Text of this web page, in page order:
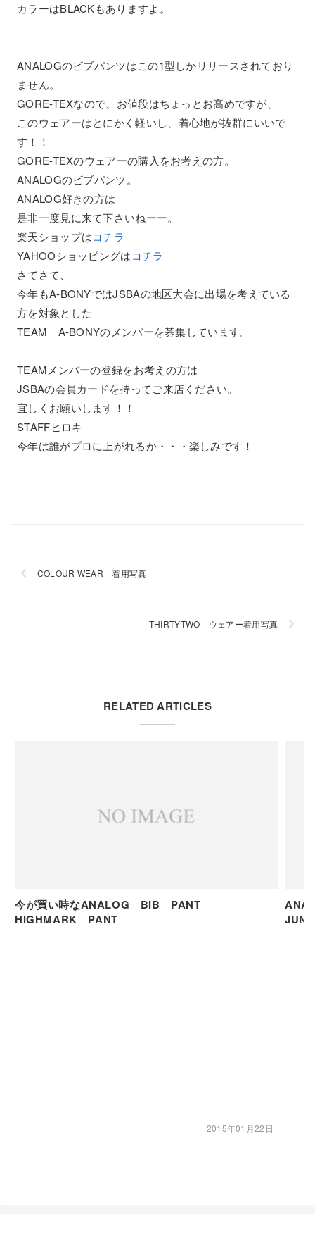
カラーはBLACKもありますよ。
ANALOGのビブパンツはこの1型しかリリースされており
ません。
GORE-TEXなので、お値段はちょっとお高めですが、
このウェアーはとにかく軽いし、着心地が抜群にいいで
す！！
GORE-TEXのウェアーの購入をお考えの方。
ANALOGのビブパンツ。
ANALOG好きの方は
是非一度見に来て下さいねーー。
楽天ショップはコチラ
YAHOOショッピングはコチラ
さてさて、
今年もA-BONYではJSBAの地区大会に出場を考えている
方を対象とした
TEAM A-BONYのメンバーを募集しています。
TEAMメンバーの登録をお考えの方は
JSBAの会員カードを持ってご来店ください。
宜しくお願いします！！
STAFFヒロキ
今年は誰がプロに上がれるか・・・楽しみです！
COLOUR WEAR 着用写真
THIRTYTWO ウェアー着用写真
RELATED ARTICLES
今が買い時なANALOG BIB PANT
HIGHMARK PANT
2015年01月22日